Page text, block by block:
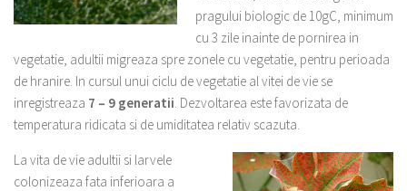
pragului biologic de 10gC, minimum
cu 3 zile inainte de pornirea in
vegetatie, adultii migreaza spre zonele cu vegetatie, pentru perioada
de hranire. In cursul unui ciclu de vegetatie al vitei de vie se
inregistreaza 7 – 9 generatii. Dezvoltarea este favorizata de
temperatura ridicata si de umiditatea relativ scazuta.
La vita de vie adultii si larvele
colonizeaza fata inferioara a